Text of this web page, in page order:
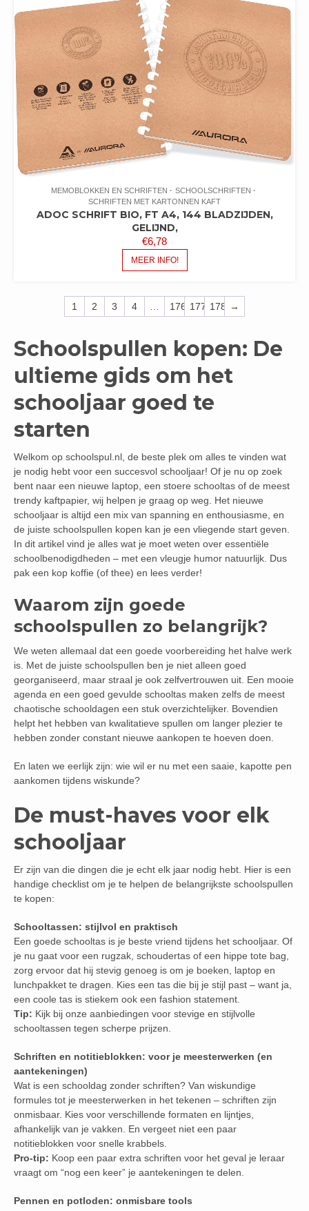
MEMOBLOKKEN EN SCHRIFTEN
SCHOOLSCHRIFTEN
SCHRIFTEN MET KARTONNEN KAFT
ADOC SCHRIFT BIO, FT A4, 144 BLADZIJDEN,
GELIJND,
€6,78
MEER INFO!
1 2 3 4 176 177 178 →
Schoolspullen kopen: De
ultieme gids om het
schooljaar goed te
starten
Welkom op schoolspul.nl, de beste plek om alles te vinden wat
je nodig hebt voor een succesvol schooljaar! Of je nu op zoek
bent naar een nieuwe laptop, een stoere schooltas of de meest
trendy kaftpapier, wij helpen je graag op weg. Het nieuwe
schooljaar is altijd een mix van spanning en enthousiasme, en
de juiste schoolspullen kopen kan je een vliegende start geven.
In dit artikel vind je alles wat je moet weten over essentiële
schoolbenodigdheden – met een vleugje humor natuurlijk. Dus
pak een kop koffie (of thee) en lees verder!
Waarom zijn goede
schoolspullen zo belangrijk?
We weten allemaal dat een goede voorbereiding het halve werk
is. Met de juiste schoolspullen ben je niet alleen goed
georganiseerd, maar straal je ook zelfvertrouwen uit. Een mooie
agenda en een goed gevulde schooltas maken zelfs de meest
chaotische schooldagen een stuk overzichtelijker. Bovendien
helpt het hebben van kwalitatieve spullen om langer plezier te
hebben zonder constant nieuwe aankopen te hoeven doen.
En laten we eerlijk zijn: wie wil er nu met een saaie, kapotte pen
aankomen tijdens wiskunde?
De must-haves voor elk
schooljaar
Er zijn van die dingen die je echt elk jaar nodig hebt. Hier is een
handige checklist om je te helpen de belangrijkste schoolspullen
te kopen:
Schooltassen: stijlvol en praktisch
Een goede schooltas is je beste vriend tijdens het schooljaar. Of
je nu gaat voor een rugzak, schoudertas of een hippe tote bag,
zorg ervoor dat hij stevig genoeg is om je boeken, laptop en
lunchpakket te dragen. Kies een tas die bij je stijl past – want ja,
een coole tas is stiekem ook een fashion statement.
Tip: Kijk bij onze aanbiedingen voor stevige en stijlvolle
schooltassen tegen scherpe prijzen.
Schriften en notitieblokken: voor je meesterwerken (en
aantekeningen)
Wat is een schooldag zonder schriften? Van wiskundige
formules tot je meesterwerken in het tekenen – schriften zijn
onmisbaar. Kies voor verschillende formaten en lijntjes,
afhankelijk van je vakken. En vergeet niet een paar
notitieblokken voor snelle krabbels.
Pro-tip: Koop een paar extra schriften voor het geval je leraar
vraagt om “nog een keer” je aantekeningen te delen.
Pennen en potloden: onmisbare tools